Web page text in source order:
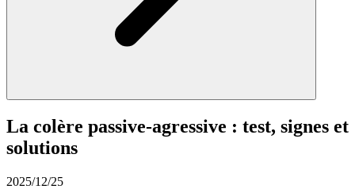
La colère passive-agressive : test, signes et
solutions
2025/12/25